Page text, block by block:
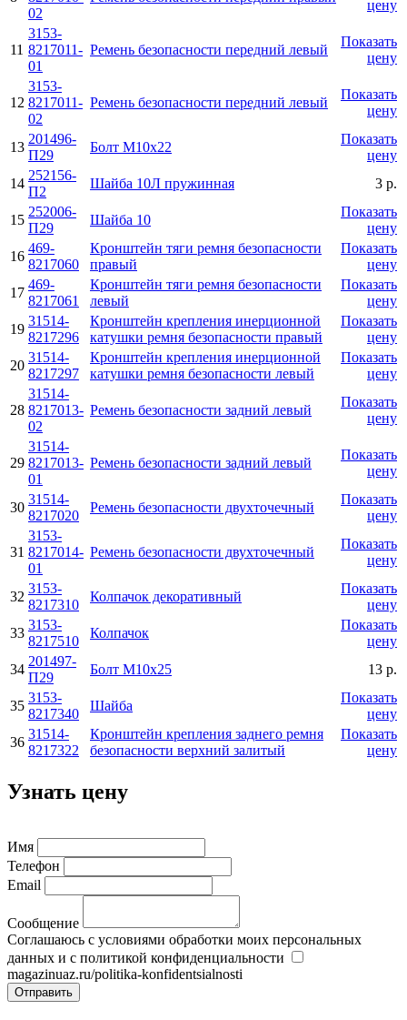
02
цену
11
3153-
8217011-
01
Ремень безопасности передний левый
Показать
цену
12
3153-
8217011-
02
Ремень безопасности передний левый
Показать
цену
13
201496-
П29
Болт М10x22
Показать
цену
14
252156-
П2
Шайба 10Л пружинная 3 р.
15
252006-
П29
Шайба 10
Показать
цену
16
469-
8217060
Кронштейн тяги ремня безопасности
правый
Показать
цену
17
469-
8217061
Кронштейн тяги ремня безопасности
левый
Показать
цену
19
31514-
8217296
Кронштейн крепления инерционной
катушки ремня безопасности правый
Показать
цену
20
31514-
8217297
Кронштейн крепления инерционной
катушки ремня безопасности левый
Показать
цену
28
31514-
8217013-
02
Ремень безопасности задний левый
Показать
цену
29
31514-
8217013-
01
Ремень безопасности задний левый
Показать
цену
30
31514-
8217020
Ремень безопасности двухточечный
Показать
цену
31
3153-
8217014-
01
Ремень безопасности двухточечный
Показать
цену
32
3153-
8217310
Колпачок декоративный
Показать
цену
33
3153-
8217510
Колпачок
Показать
цену
34
201497-
П29
Болт М10х25 13 р.
35
3153-
8217340
Шайба
Показать
цену
36
31514-
8217322
Кронштейн крепления заднего ремня
безопасности верхний залитый
Показать
цену
Узнать цену
Имя
Телефон
Email
Сообщение
Соглашаюсь с условиями обработки моих персональных
данных и с политикой конфиденциальности
magazinuaz.ru/politika-konfidentsialnosti
Отправить